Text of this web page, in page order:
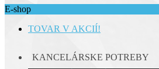
E-shop
TOVAR V AKCIÍ!
KANCELÁRSKE POTREBY